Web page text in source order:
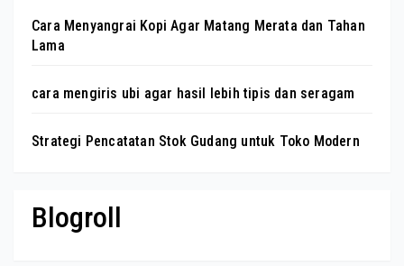
Cara Menyangrai Kopi Agar Matang Merata dan Tahan
Lama
cara mengiris ubi agar hasil lebih tipis dan seragam
Strategi Pencatatan Stok Gudang untuk Toko Modern
Blogroll